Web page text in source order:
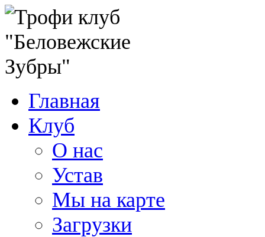
Главная
Клуб
О нас
Устав
Мы на карте
Загрузки